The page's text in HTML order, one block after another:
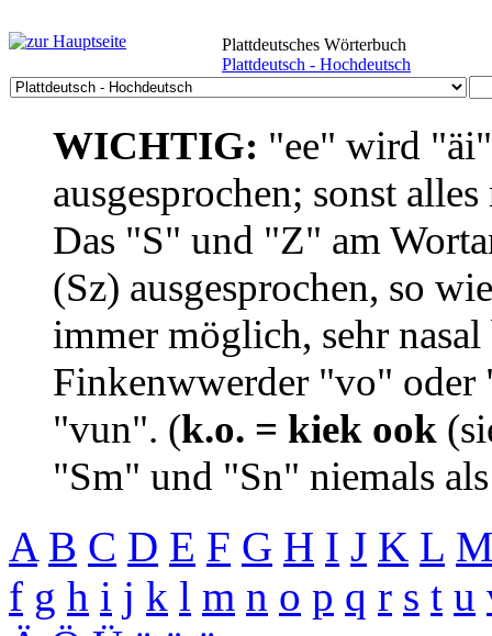
Plattdeutsches Wörterbuch
Plattdeutsch - Hochdeutsch
WICHTIG: "ee" wird
ausgesprochen; sonst
Das "S" und "Z" am
(Sz) ausgesprochen, so
immer möglich, sehr
Finkenwwerder "vo"
"vun". (k.o. = kiek ook
"Sm" und "Sn" niemals
A B C D E F G H I J K L
f g h i j k l m n o p q r s t u